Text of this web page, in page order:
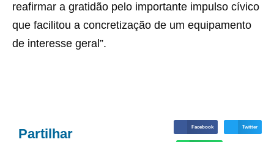
reafirmar a gratidão pelo importante impulso cívico
que facilitou a concretização de um equipamento
de interesse geral”.
Partilhar Facebook Twitter